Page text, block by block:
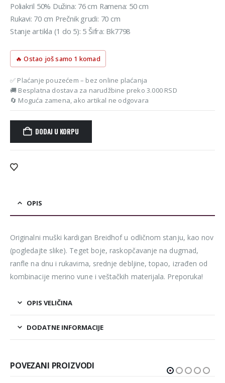
Poliakril 50% Dužina: 76 cm Ramena: 50 cm
Rukavi: 70 cm Prečnik grudi: 70 cm
Stanje artikla (1 do 5): 5 Šifra: Bk7798
🔥 Ostao još samo 1 komad
✅ Plaćanje pouzećem – bez online plaćanja
🚚 Besplatna dostava za narudžbine preko 3.000 RSD
🔄 Moguća zamena, ako artikal ne odgovara
DODAJ U KORPU
Alternative:
OPIS
Originalni muški kardigan Breidhof u odličnom stanju, kao nov
(pogledajte slike). Teget boje, raskopčavanje na dugmad,
ranfle na dnu i rukavima, srednje debljine, topao, izrađen od
kombinacije merino vune i veštačkih materijala. Preporuka!
OPIS VELIČINA
DODATNE INFORMACIJE
POVEZANI PROIZVODI